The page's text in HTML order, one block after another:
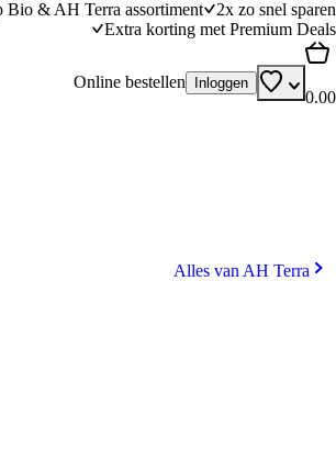
Bio & AH Terra assortiment
2x zo snel sparen
Extra korting met Premium Deals
Online bestellen Inloggen
0.00
Alles van AH Terra